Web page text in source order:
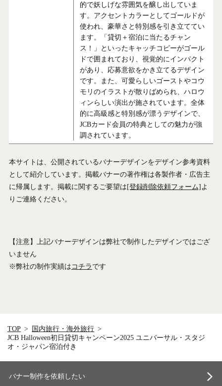
的で妖しげな雰囲気を醸し出していま
す。アクセントカラーとしてゴールドが
使われ、豪華さと特別感を引き立ててい
ます。「貸切＋宿泊に当たるチャン
ス！」といったキャッチコピーがゴール
ドで囲まれており、視覚的にインパクト
があり、応募意欲をかき立てるデザイン
です。また、可愛らしいゴーストやコウ
モリのイラストが散りばめられ、ハロウ
ィンらしい演出が施されています。全体
的に高級感と特別感が漂うデザインで、
JCBカード会員の特典としての魅力が強
調されています。
本サイトは、公開されているバナーデザインをデザイン参考資料
として紹介しています。掲載バナーの著作権は各製作者・広告主
に帰属します。掲載に関するご要望は[登録削除依頼フォーム]よ
りご連絡ください。
【注意】上記バナーデザインは弊社で制作したデザインではござ
いません
※弊社の制作実績はコチラです
TOP
国内旅行・海外旅行
JCB Halloween初日貸切キャンペーン2025 ユニバーサル・スタジ
オ・ジャパン宿泊付き
バナー制作を依頼したい